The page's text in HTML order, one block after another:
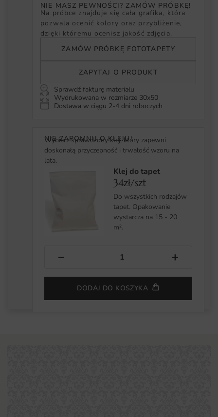
NIE MASZ PEWNOŚCI? ZAMÓW PRÓBKĘ!
Na próbce znajduje się cała grafika, która
pozwala ocenić kolory oraz przybliżenie,
dzięki któremu ocenisz jakość zdjęcia.
ZAMÓW PRÓBKĘ FOTOTAPETY
ZAPYTAJ O PRODUKT
Sprawdź fakturę materiału
Wydrukowana w rozmiarze 30x50
Dostawa w ciągu 2-4 dni roboczych
NIE ZAPOMNIJ O KLEJU!
Wybierz sprawdzony klej, który zapewni
doskonałą przyczepność i trwałość wzoru na
lata.
Klej do tapet
34zł/szt
Do wszystkich rodzajów
tapet. Opakowanie
wystarcza na 15 - 20
m².
− +
DODAJ DO KOSZYKA